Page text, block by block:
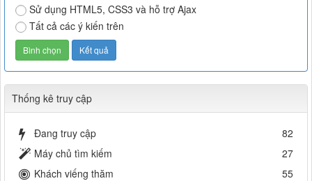
Sử dụng HTML5, CSS3 và hỗ trợ Ajax
Tất cả các ý kiến trên
Thống kê truy cập
Đang truy cập
82
Máy chủ tìm kiếm
27
Khách viếng thăm
55